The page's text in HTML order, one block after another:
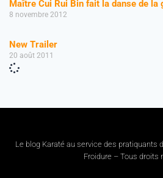
Maître Cui Rui Bin fait la danse de la
8 novembre 2012
New Trailer
20 août 2011
Le blog Karaté au service des pratiquants
Froidure – Tous droits